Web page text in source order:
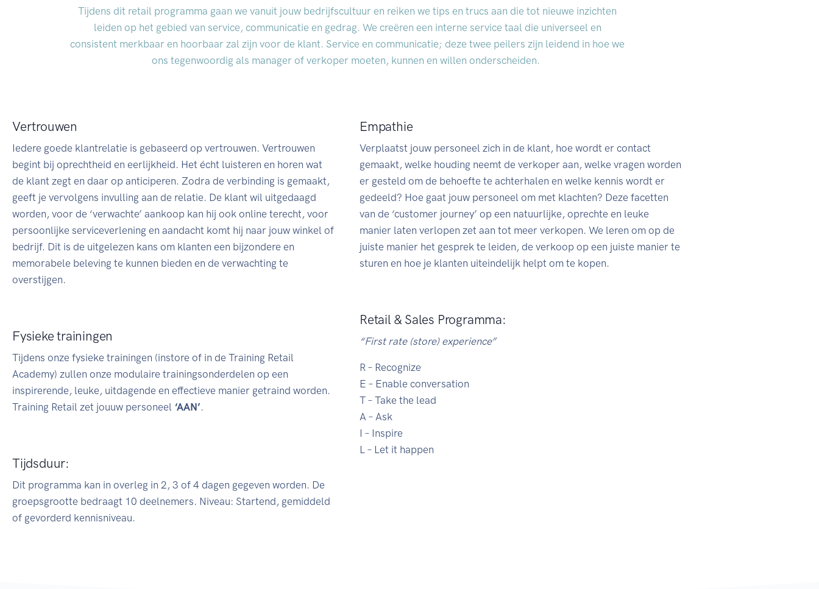
Tijdens dit retail programma gaan we vanuit jouw bedrijfscultuur en reiken we tips en trucs aan die tot nieuwe inzichten
leiden op het gebied van service, communicatie en gedrag. We creëren een interne service taal die universeel en
consistent merkbaar en hoorbaar zal zijn voor de klant. Service en communicatie; deze twee peilers zijn leidend in hoe we
ons tegenwoordig als manager of verkoper moeten, kunnen en willen onderscheiden.
Vertrouwen
Iedere goede klantrelatie is gebaseerd op vertrouwen. Vertrouwen
begint bij oprechtheid en eerlijkheid. Het écht luisteren en horen wat
de klant zegt en daar op anticiperen. Zodra de verbinding is gemaakt,
geeft je vervolgens invulling aan de relatie. De klant wil uitgedaagd
worden, voor de ‘verwachte’ aankoop kan hij ook online terecht, voor
persoonlijke serviceverlening en aandacht komt hij naar jouw winkel of
bedrijf. Dit is de uitgelezen kans om klanten een bijzondere en
memorabele beleving te kunnen bieden en de verwachting te
overstijgen.
Fysieke trainingen
Tijdens onze fysieke trainingen (instore of in de Training Retail
Academy) zullen onze modulaire trainingsonderdelen op een
inspirerende, leuke, uitdagende en effectieve manier getraind worden.
Training Retail zet jouuw personeel ‘AAN’.
Tijdsduur:
Dit programma kan in overleg in 2, 3 of 4 dagen gegeven worden. De
groepsgrootte bedraagt 10 deelnemers. Niveau: Startend, gemiddeld
of gevorderd kennisniveau.
Empathie
Verplaatst jouw personeel zich in de klant, hoe wordt er contact
gemaakt, welke houding neemt de verkoper aan, welke vragen worden
er gesteld om de behoefte te achterhalen en welke kennis wordt er
gedeeld? Hoe gaat jouw personeel om met klachten? Deze facetten
van de ‘customer journey’ op een natuurlijke, oprechte en leuke
manier laten verlopen zet aan tot meer verkopen. We leren om op de
juiste manier het gesprek te leiden, de verkoop op een juiste manier te
sturen en hoe je klanten uiteindelijk helpt om te kopen.
Retail & Sales Programma:
“First rate (store) experience”
R – Recognize
E – Enable conversation
T – Take the lead
A – Ask
I – Inspire
L – Let it happen